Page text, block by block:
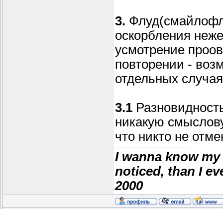
3.
оскорбления
усмотрение
повторении -
отдельных
3.1
никакую
что никто не
I wanna know
noticed, than I
2000